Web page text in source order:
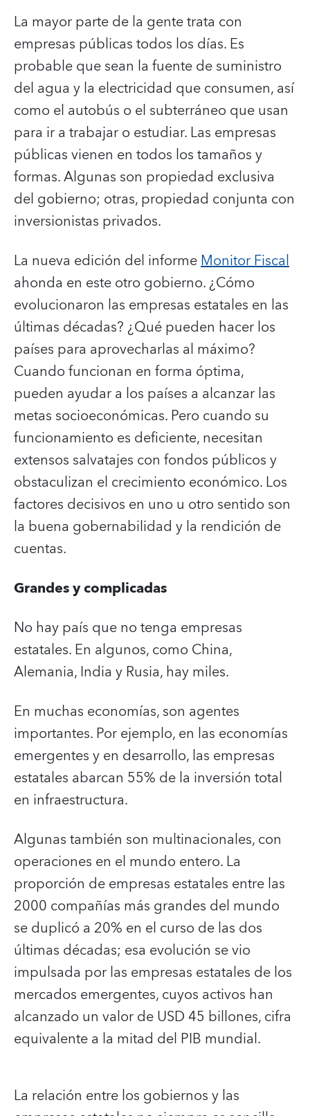
La mayor parte de la gente trata con
empresas públicas todos los días. Es
probable que sean la fuente de suministro
del agua y la electricidad que consumen, así
como el autobús o el subterráneo que usan
para ir a trabajar o estudiar. Las empresas
públicas vienen en todos los tamaños y
formas. Algunas son propiedad exclusiva
del gobierno; otras, propiedad conjunta con
inversionistas privados.
La nueva edición del informeMonitor Fiscal
ahonda en este otro gobierno. ¿Cómo
evolucionaron las empresas estatales en las
últimas décadas? ¿Qué pueden hacer los
países para aprovecharlas al máximo?
Cuando funcionan en forma óptima,
pueden ayudar a los países a alcanzar las
metas socioeconómicas. Pero cuando su
funcionamiento es deficiente, necesitan
extensos salvatajes con fondos públicos y
obstaculizan el crecimiento económico. Los
factores decisivos en uno u otro sentido son
la buena gobernabilidad y la rendición de
cuentas.
Grandes y complicadas
No hay país que no tenga empresas
estatales. En algunos, como China,
Alemania, India y Rusia, hay miles.
En muchas economías, son agentes
importantes. Por ejemplo, en las economías
emergentes y en desarrollo, las empresas
estatales abarcan 55% de la inversión total
en infraestructura.
Algunas también son multinacionales, con
operaciones en el mundo entero. La
proporción de empresas estatales entre las
2000 compañías más grandes del mundo
se duplicó a 20% en el curso de las dos
últimas décadas; esa evolución se vio
impulsada por las empresas estatales de los
mercados emergentes, cuyos activos han
alcanzado un valor de USD 45 billones, cifra
equivalente a la mitad del PIB mundial.
La relación entre los gobiernos y las